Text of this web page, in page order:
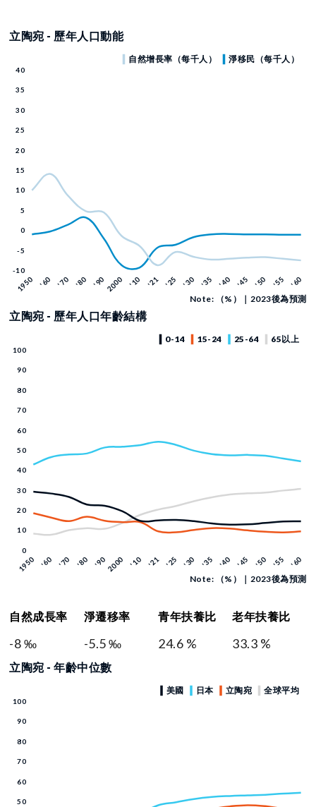
立陶宛 - 歷年人口動能
Note: （%）｜2023後為預測
立陶宛 - 歷年人口年齡結構
Note: （%）｜2023後為預測
自然成長率
-8 ‰
淨遷移率
-5.5 ‰
青年扶養比
24.6 %
老年扶養比
33.3 %
立陶宛 - 年齡中位數